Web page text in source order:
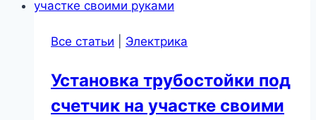
облицовки
материала
Все статьи Электрика
Установка трубостойки под
счетчик на участке своими